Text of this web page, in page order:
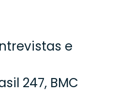
e
247, BMC